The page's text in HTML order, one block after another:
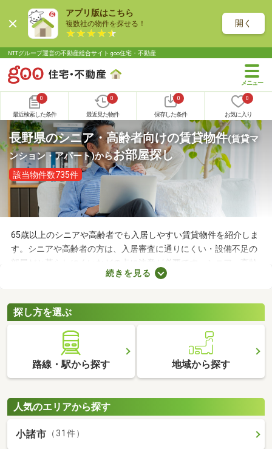
アプリ版はこちら
複数社の物件を探せる！ 開く
NTTグループ運営の不動産総合サイト goo住宅・不動産
0
最近検索した条件
0
最近見た物件
0
保存した条件
0
お気に入り
長野県のシニア・高齢者向けの賃貸物件(賃貸マ
ンション・アパート)からお部屋探し
該当物件数735件
65歳以上のシニアや高齢者でも入居しやすい賃貸物件を紹介しま
す。シニアや高齢者の方は、入居審査に通りにくい・設備不足の
部屋だと暮らしにくいなどの点に注意が必要です。シニア・高齢
者向けの物件はバリアフリー仕様が多いので、足腰が悪くても不
めにも、お気に入りの物件を見つけてくださいね。
続きを見る
探し方を選ぶ
路線・駅から探す 地域から探す
人気のエリアから探す
小諸市 （31件）